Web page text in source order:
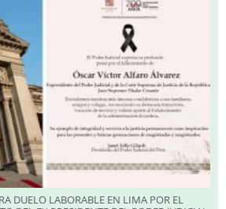
DUELO LABORABLE EN LIMA POR EL